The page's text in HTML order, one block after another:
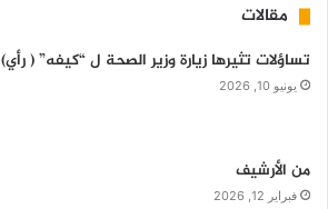
مقالات
تساؤلات تثيرها زيارة وزير الصحة ل “كيفه” ( رأي)
يونيو 10, 2026
من الأرشيف
فبراير 12, 2026